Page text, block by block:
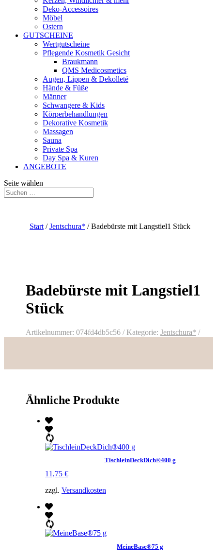
Deko-Accessoires
Möbel
Ostern
GUTSCHEINE
Wertgutscheine
Pflegende Kosmetik Gesicht
Braukmann
QMS Medicosmetics
Augen, Lippen & Dekolleté
Hände & Füße
Männer
Schwangere & Kids
Körperbehandlungen
Dekorative Kosmetik
Massagen
Sauna
Private Spa
Day Spa & Kuren
ANGEBOTE
Seite wählen
Start /Jentschura* / Badebürste mit Langstiel1 Stück
Badebürste mit Langstiel1
Stück
Artikelnummer: 074fd4db5c56 Kategorie: Jentschura*
Ähnliche Produkte
TischleinDeckDich®400 g
11,75 €
zzgl. Versandkosten
MeineBase®75 g